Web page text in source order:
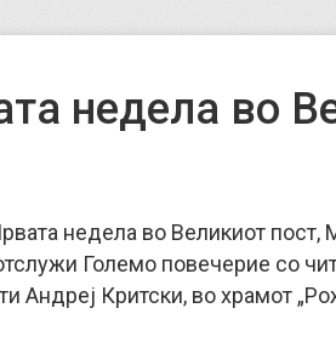
недела во
недела во Великиот пост,
Големо повечерие со
Андреј Критски, во храмот